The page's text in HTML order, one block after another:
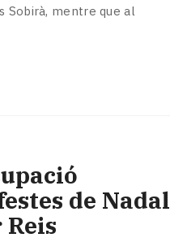
Sobirà, mentre que al
de Nadal